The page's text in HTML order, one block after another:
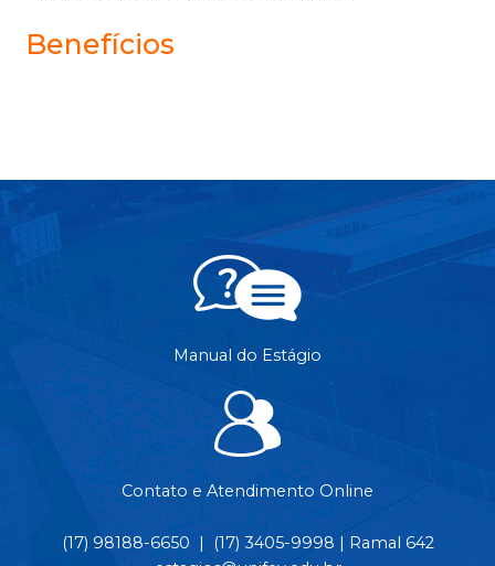
Benefícios
Manual do Estágio
Contato e Atendimento Online
(17) 98188-6650 | (17) 3405-9998 | Ramal 642